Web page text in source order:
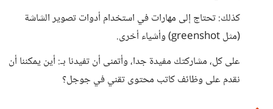
كذلك: تحتاج إلى مهارات في استخدام أدوات تصوير الشاشة
(مثل greenshot) وأشياء أخرى.
على كل، مشاركتك مفيدة جدا، وأتمنى أن تفيدنا بـ: أين يمكننا أن
نقدم على وظائف كاتب محتوى تقني في جوجل؟